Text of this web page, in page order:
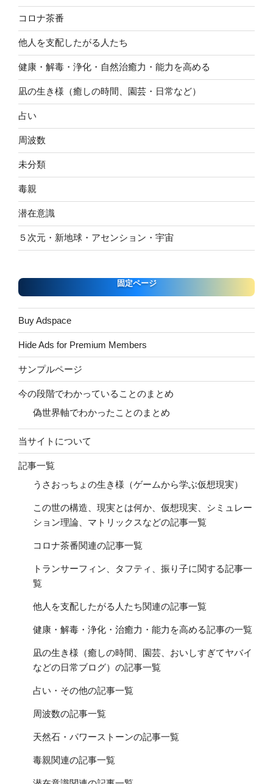
コロナ茶番
他人を支配したがる人たち
健康・解毒・浄化・自然治癒力・能力を高める
凪の生き様（癒しの時間、園芸・日常など）
占い
周波数
未分類
毒親
潜在意識
５次元・新地球・アセンション・宇宙
固定ページ
Buy Adspace
Hide Ads for Premium Members
サンプルページ
今の段階でわかっていることのまとめ
偽世界軸でわかったことのまとめ
当サイトについて
記事一覧
うさおっちょの生き様（ゲームから学ぶ仮想現実）
この世の構造、現実とは何か、仮想現実、シミュレー
ション理論、マトリックスなどの記事一覧
コロナ茶番関連の記事一覧
トランサーフィン、タフティ、振り子に関する記事一
覧
他人を支配したがる人たち関連の記事一覧
健康・解毒・浄化・治癒力・能力を高める記事の一覧
凪の生き様（癒しの時間、園芸、おいしすぎてヤバイ
などの日常ブログ）の記事一覧
占い・その他の記事一覧
周波数の記事一覧
天然石・パワーストーンの記事一覧
毒親関連の記事一覧